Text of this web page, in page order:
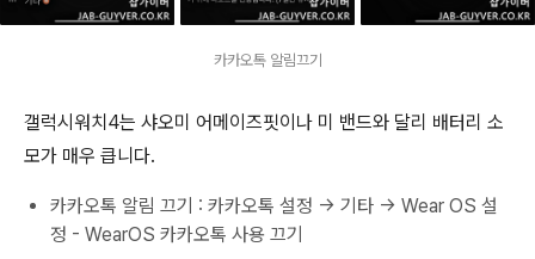
카카오톡 알림끄기
갤럭시워치4는 샤오미 어메이즈핏이나 미 밴드와 달리 배터리 소
모가 매우 큽니다.
카카오톡 알림 끄기 : 카카오톡 설정 -> 기타 -> Wear OS 설
정 - WearOS 카카오톡 사용 끄기